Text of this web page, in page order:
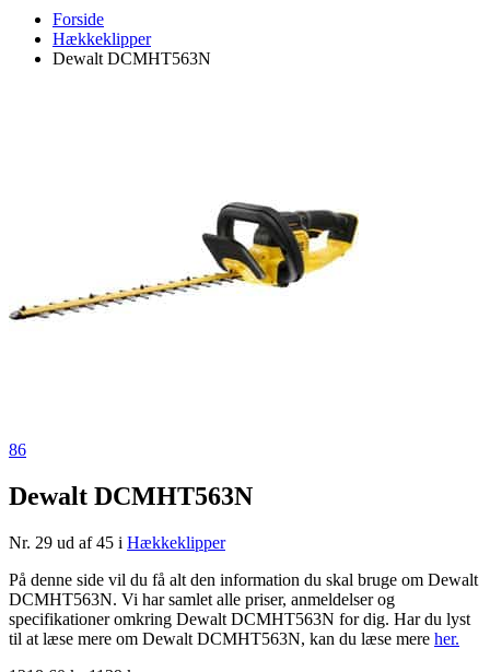
Forside
Hækkeklipper
Dewalt DCMHT563N
86
Dewalt DCMHT563N
Nr. 29 ud af 45 i Hækkeklipper
På denne side vil du få alt den information du skal bruge om Dewalt
DCMHT563N. Vi har samlet alle priser, anmeldelser og
specifikationer omkring Dewalt DCMHT563N for dig. Har du lyst
til at læse mere om Dewalt DCMHT563N, kan du læse mere her.